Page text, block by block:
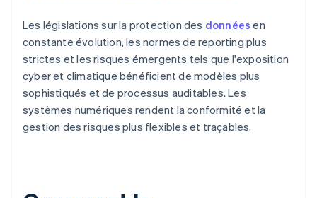
Les législations sur la protection des données en
constante évolution, les normes de reporting plus
strictes et les risques émergents tels que l'exposition
cyber et climatique bénéficient de modèles plus
sophistiqués et de processus auditables. Les
systèmes numériques rendent la conformité et la
gestion des risques plus flexibles et traçables.